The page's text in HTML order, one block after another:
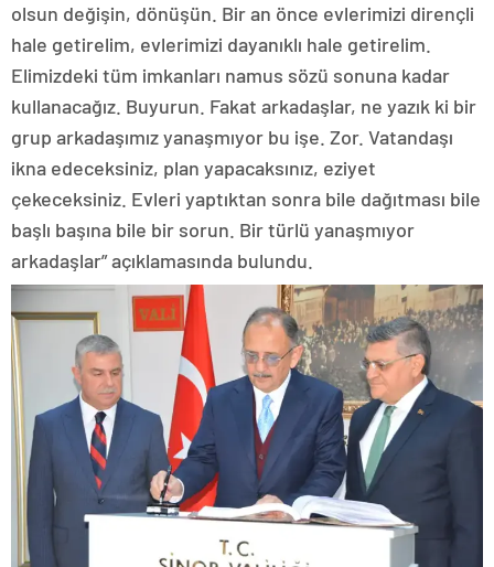
olsun değişin, dönüşün. Bir an önce evlerimizi dirençli
hale getirelim, evlerimizi dayanıklı hale getirelim.
Elimizdeki tüm imkanları namus sözü sonuna kadar
kullanacağız. Buyurun. Fakat arkadaşlar, ne yazık ki bir
grup arkadaşımız yanaşmıyor bu işe. Zor. Vatandaşı
ikna edeceksiniz, plan yapacaksınız, eziyet
çekeceksiniz. Evleri yaptıktan sonra bile dağıtması bile
başlı başına bile bir sorun. Bir türlü yanaşmıyor
arkadaşlar” açıklamasında bulundu.